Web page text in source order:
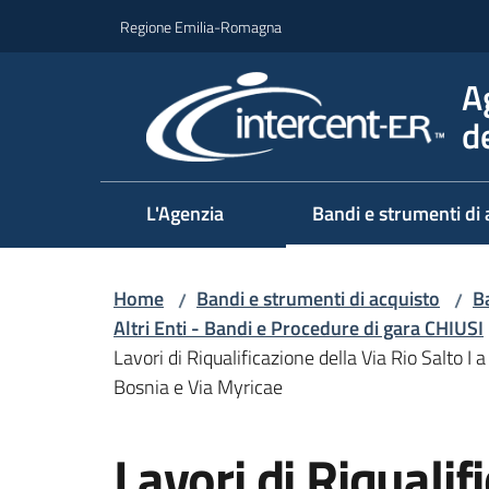
Regione Emilia-Romagna
L'Agenzia Bandi e strumenti di
Home / Bandi e strumenti di acquisto /
Altri Enti - Bandi e Procedure di gara CHIUSI
Lavori di Riqualificazione della Via Rio Salto I
Bosnia e Via Myricae